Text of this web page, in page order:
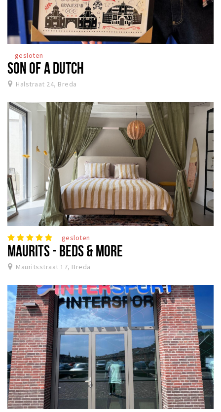
gesloten
SON OF A DUTCH
Halstraat 24, Breda
gesloten
MAURITS - BEDS & MORE
Mauritsstraat 17, Breda